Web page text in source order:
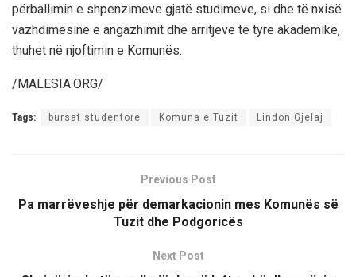
përballimin e shpenzimeve gjatë studimeve, si dhe të nxisë
vazhdimësinë e angazhimit dhe arritjeve të tyre akademike,
thuhet në njoftimin e Komunës.
/MALESIA.ORG/
Tags: bursat studentore Komuna e Tuzit Lindon Gjelaj
Previous Post
Pa marrëveshje për demarkacionin mes Komunës së
Tuzit dhe Podgoricës
Next Post